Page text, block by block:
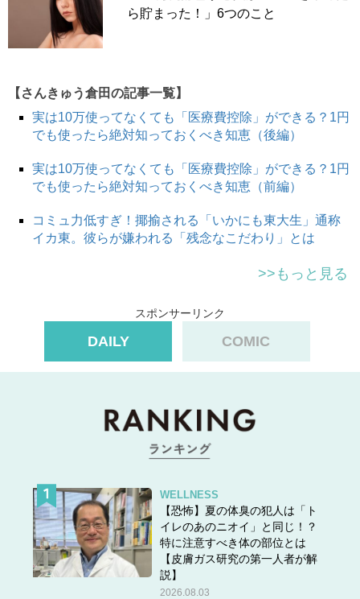
ら貯まった！」6つのこと
【さんきゅう倉田の記事一覧】
実は10万使ってなくても「医療費控除」ができる？1円
でも使ったら絶対知っておくべき知恵（後編）
実は10万使ってなくても「医療費控除」ができる？1円
でも使ったら絶対知っておくべき知恵（前編）
コミュ力低すぎ！揶揄される「いかにも東大生」通称
イカ東。彼らが嫌われる「残念なこだわり」とは
>>もっと見る
スポンサーリンク
DAILY COMIC
WELLNESS
【恐怖】夏の体臭の犯人は「ト
イレのあのニオイ」と同じ！？
特に注意すべき体の部位とは
【皮膚ガス研究の第一人者が解
説】
2026.08.03